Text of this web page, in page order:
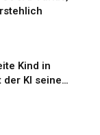
Kind in
KI seine